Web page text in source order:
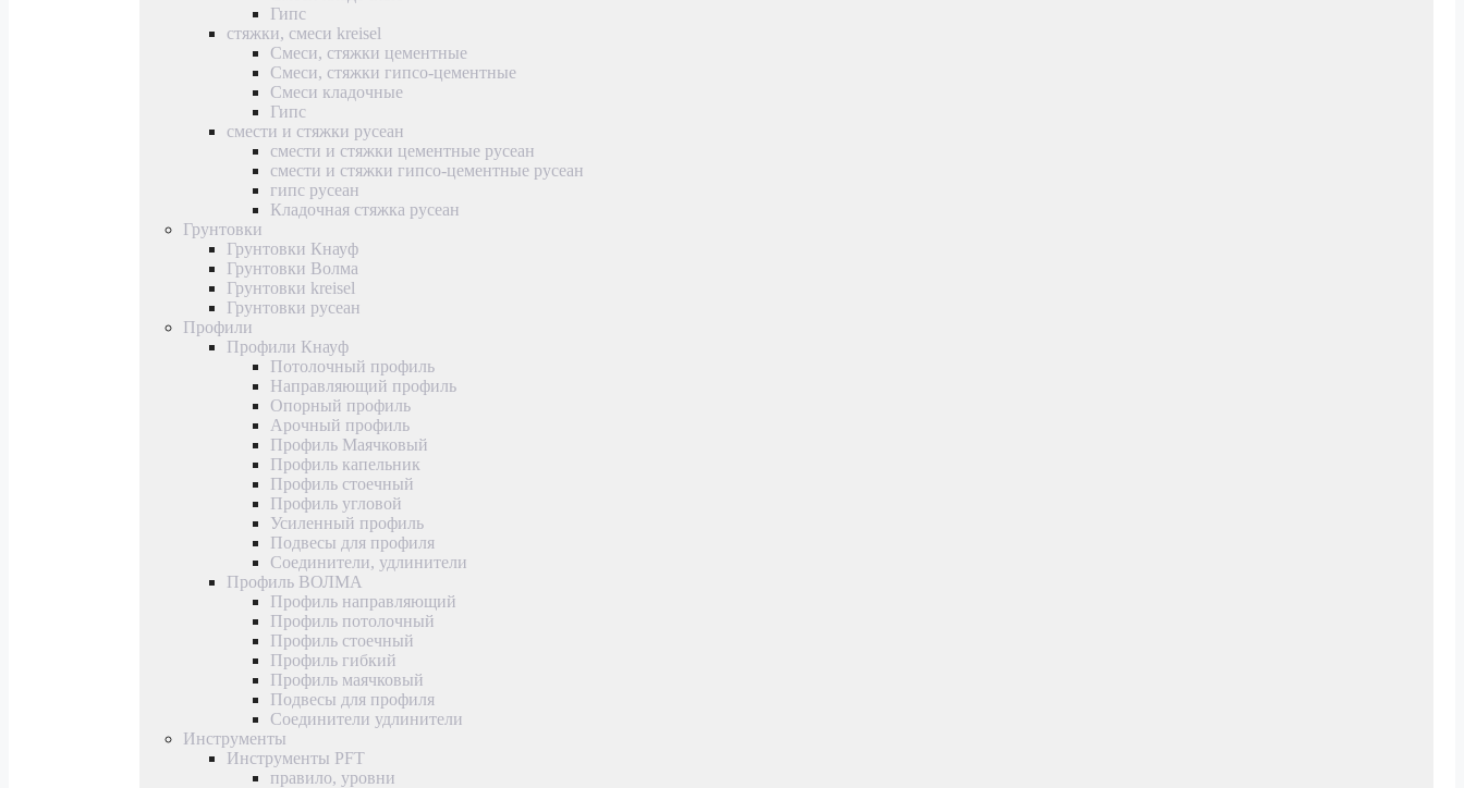
Гипс
стяжки, смеси kreisel
Смеси, стяжки цементные
Смеси, стяжки гипсо-цементные
Смеси кладочные
Гипс
смести и стяжки русеан
смести и стяжки цементные русеан
смести и стяжки гипсо-цементные русеан
гипс русеан
Кладочная стяжка русеан
Грунтовки
Грунтовки Кнауф
Грунтовки Волма
Грунтовки kreisel
Грунтовки русеан
Профили
Профили Кнауф
Потолочный профиль
Направляющий профиль
Опорный профиль
Арочный профиль
Профиль Маячковый
Профиль капельник
Профиль стоечный
Профиль угловой
Усиленный профиль
Подвесы для профиля
Соединители, удлинители
Профиль ВОЛМА
Профиль направляющий
Профиль потолочный
Профиль стоечный
Профиль гибкий
Профиль маячковый
Подвесы для профиля
Соединители удлинители
Инструменты
Инструменты PFT
правило, уровни